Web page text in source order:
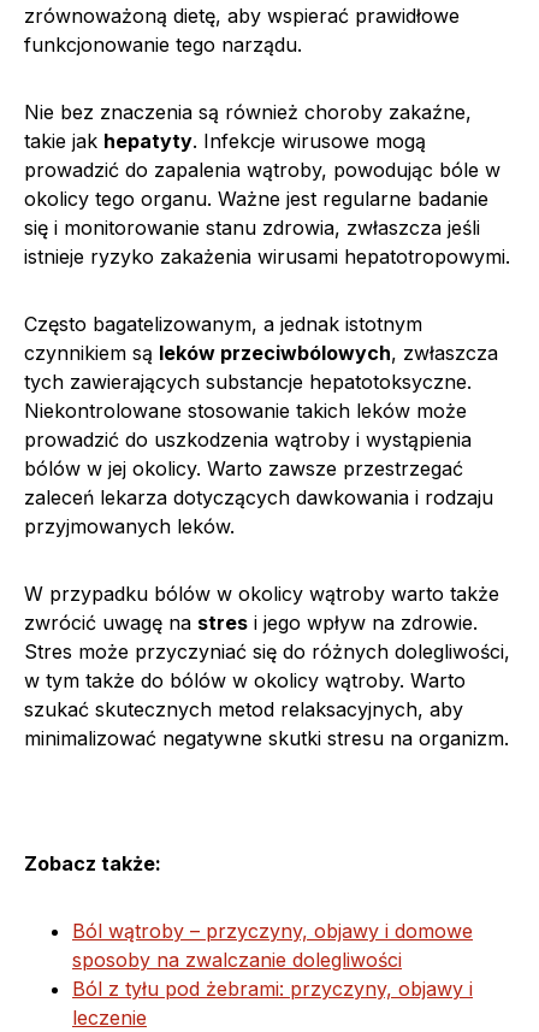
zrównoważoną dietę, aby wspierać prawidłowe
funkcjonowanie tego narządu.
Nie bez znaczenia są również choroby zakaźne,
takie jak hepatyty. Infekcje wirusowe mogą
prowadzić do zapalenia wątroby, powodując bóle w
okolicy tego organu. Ważne jest regularne badanie
się i monitorowanie stanu zdrowia, zwłaszcza jeśli
istnieje ryzyko zakażenia wirusami hepatotropowymi.
Często bagatelizowanym, a jednak istotnym
czynnikiem są leków przeciwbólowych, zwłaszcza
tych zawierających substancje hepatotoksyczne.
Niekontrolowane stosowanie takich leków może
prowadzić do uszkodzenia wątroby i wystąpienia
bólów w jej okolicy. Warto zawsze przestrzegać
zaleceń lekarza dotyczących dawkowania i rodzaju
przyjmowanych leków.
W przypadku bólów w okolicy wątroby warto także
zwrócić uwagę na stres i jego wpływ na zdrowie.
Stres może przyczyniać się do różnych dolegliwości,
w tym także do bólów w okolicy wątroby. Warto
szukać skutecznych metod relaksacyjnych, aby
minimalizować negatywne skutki stresu na organizm.
Zobacz także:
Ból wątroby – przyczyny, objawy i domowe
sposoby na zwalczanie dolegliwości
Ból z tyłu pod żebrami: przyczyny, objawy i
leczenie